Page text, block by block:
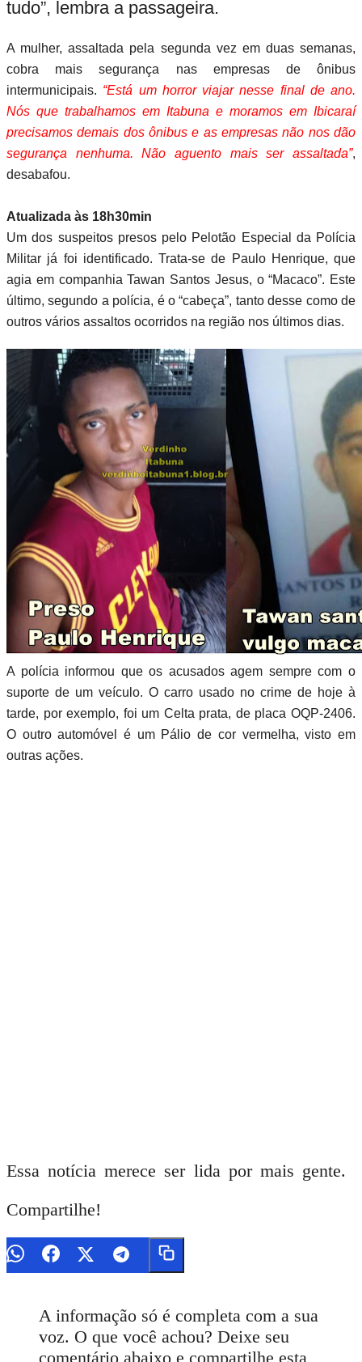
tudo”, lembra a passageira.
A mulher, assaltada pela segunda vez em duas semanas,
cobra mais segurança nas empresas de ônibus
intermunicipais. “Está um horror viajar nesse final de ano.
Nós que trabalhamos em Itabuna e moramos em Ibicaraí
precisamos demais dos ônibus e as empresas não nos dão
segurança nenhuma. Não aguento mais ser assaltada”,
desabafou.
Atualizada às 18h30min
Um dos suspeitos presos pelo Pelotão Especial da Polícia
Militar já foi identificado. Trata-se de Paulo Henrique, que
agia em companhia Tawan Santos Jesus, o “Macaco”. Este
último, segundo a polícia, é o “cabeça”, tanto desse como de
outros vários assaltos ocorridos na região nos últimos dias.
A polícia informou que os acusados agem sempre com o
suporte de um veículo. O carro usado no crime de hoje à
tarde, por exemplo, foi um Celta prata, de placa OQP-2406.
O outro automóvel é um Pálio de cor vermelha, visto em
outras ações.
Essa notícia merece ser lida por mais gente.
Compartilhe!
A informação só é completa com a sua
voz. O que você achou? Deixe seu
comentário abaixo e compartilhe esta